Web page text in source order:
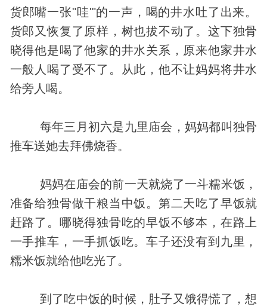
货郎嘴一张"哇'"的一声，喝的井水吐了出来。
货郎又恢复了原样，树也拔不动了。这下独骨
晓得他是喝了他家的井水关系，原来他家井水
一般人喝了受不了。从此，他不让妈妈将井水
给旁人喝。
每年三月初六是九里庙会，妈妈都叫独骨
推车送她去拜佛烧香。
妈妈在庙会的前一天就烧了一斗糯米饭，
准备给独骨做干粮当中饭。第二天吃了早饭就
赶路了。哪晓得独骨吃的早饭不够本，在路上
一手推车，一手抓饭吃。车子还没有到九里，
糯米饭就给他吃光了。
到了吃中饭的时候，肚子又饿得慌了，想